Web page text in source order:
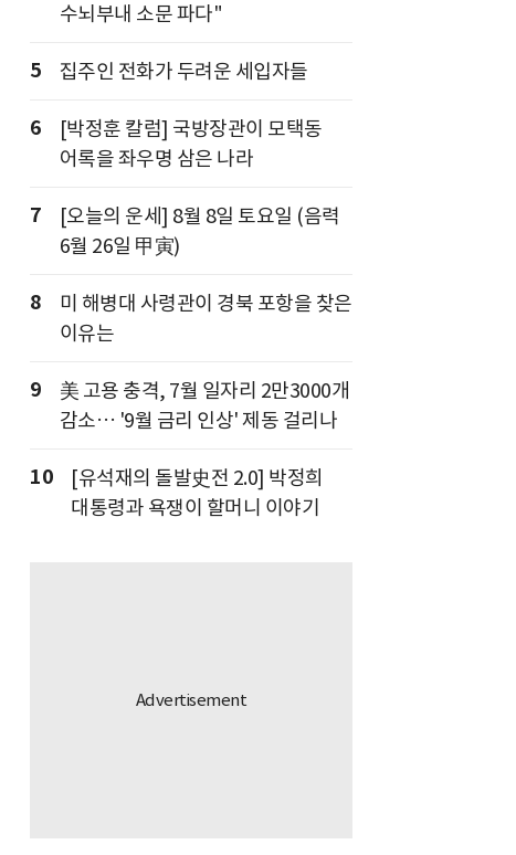
수뇌부내 소문 파다"
5 집주인 전화가 두려운 세입자들
6
[박정훈 칼럼] 국방장관이 모택동
어록을 좌우명 삼은 나라
7
[오늘의 운세] 8월 8일 토요일 (음력
6월 26일 甲寅)
8
미 해병대 사령관이 경북 포항을 찾은
이유는
9
美 고용 충격, 7월 일자리 2만3000개
감소… '9월 금리 인상' 제동 걸리나
10
[유석재의 돌발史전 2.0] 박정희
대통령과 욕쟁이 할머니 이야기